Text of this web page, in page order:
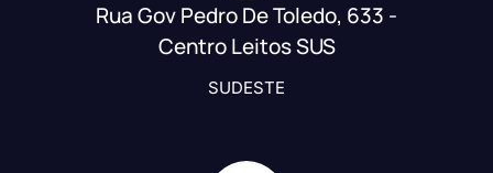
Rua Gov Pedro De Toledo, 633 -
Centro Leitos SUS
SUDESTE